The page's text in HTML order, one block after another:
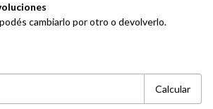
cambiarlo por otro o devolverlo.
Calcular